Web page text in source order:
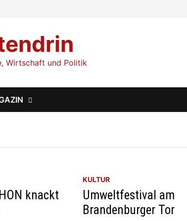
Wirtschaft und Politik
knackt
KULTUR
Umweltfestival am
Brandenburger Tor